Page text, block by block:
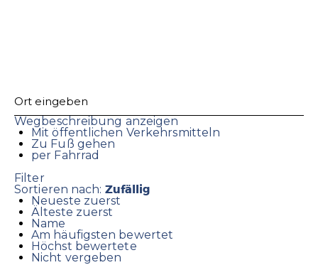
Wegbeschreibung anzeigen
Mit öffentlichen Verkehrsmitteln
Zu Fuß gehen
per Fahrrad
Filter
Sortieren nach: Zufällig
Neueste zuerst
Älteste zuerst
Name
Am häufigsten bewertet
Höchst bewertete
Nicht vergeben